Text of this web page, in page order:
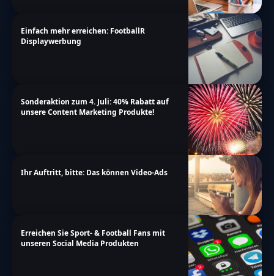
Einfach mehr erreichen: FootballR
Displaywerbung
Sonderaktion zum 4. Juli: 40% Rabatt auf
unsere Content Marketing Produkte!
Ihr Auftritt, bitte: Das können Video-Ads
Erreichen Sie Sport- & Football Fans mit
unseren Social Media Produkten